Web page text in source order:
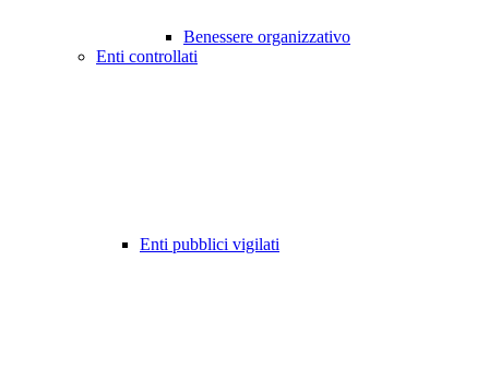
Benessere organizzativo
Enti controllati
Enti pubblici vigilati